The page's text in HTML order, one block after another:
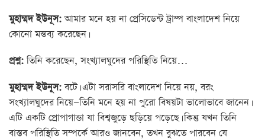
মুহাম্মদ ইউনূস:আমার মনে হয় না প্রেসিডেন্ট ট্রাম্প বাংলাদেশ নিয়ে
কোনো মন্তব্য করেছেন।
প্রশ্ন:তিনি করেছেন, সংখ্যালঘুদের পরিস্থিতি নিয়ে…
মুহাম্মদ ইউনূস:বটে। এটা সরাসরি বাংলাদেশ নিয়ে নয়, বরং
সংখ্যালঘুদের নিয়ে—তিনি মনে হয় না পুরো বিষয়টা ভালোভাবে জানেন।
এটি একটি প্রোপাগান্ডা যা বিশ্বজুড়ে ছড়িয়ে পড়েছে। কিন্তু যখন তিনি
বাস্তব পরিস্থিতি সম্পর্কে আরও জানবেন, তখন বুঝতে পারবেন যে